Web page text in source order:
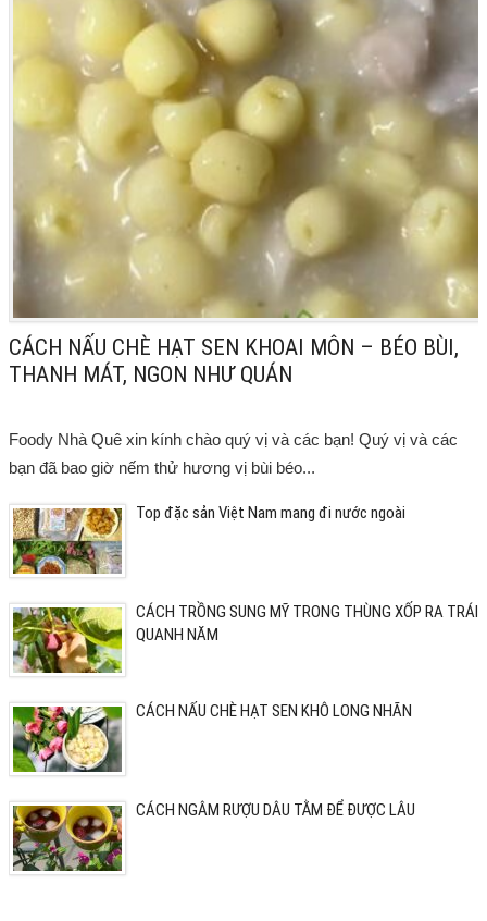
CÁCH NẤU CHÈ HẠT SEN KHOAI MÔN – BÉO BÙI,
THANH MÁT, NGON NHƯ QUÁN
Foody Nhà Quê xin kính chào quý vị và các bạn! Quý vị và các
bạn đã bao giờ nếm thử hương vị bùi béo...
Top đặc sản Việt Nam mang đi nước ngoài
CÁCH TRỒNG SUNG MỸ TRONG THÙNG XỐP RA TRÁI
QUANH NĂM
CÁCH NẤU CHÈ HẠT SEN KHÔ LONG NHÃN
CÁCH NGÂM RƯỢU DÂU TẰM ĐỂ ĐƯỢC LÂU